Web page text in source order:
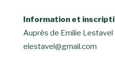
Information et
Auprès de Emilie Lestavel
elestavel@gmail.com